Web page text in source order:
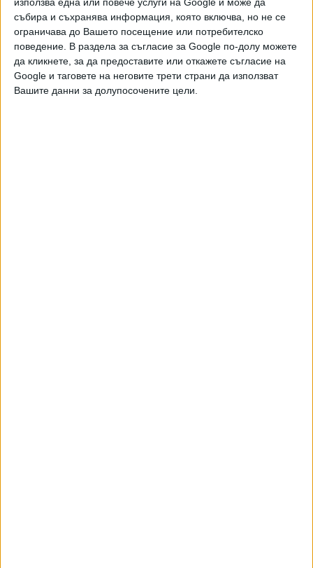
събира и съхранява информация, която включва, но не се
ограничава до Вашето посещение или потребителско
поведение. В раздела за съгласие за Google по-долу можете
да кликнете, за да предоставите или откажете съгласие на
Google и таговете на неговите трети страни да използват
Вашите данни за долупосочените цели.
Последвайте ни и в
и качествена журналистика в “Сега”,
можете да направите дарение през
PayPal